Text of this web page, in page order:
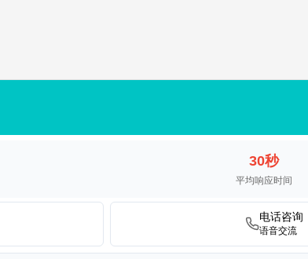
30秒
平均响应时间
电话咨询
语音交流